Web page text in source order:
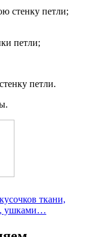
стенку петли;
петли;
петли.
ткани,
ушками…